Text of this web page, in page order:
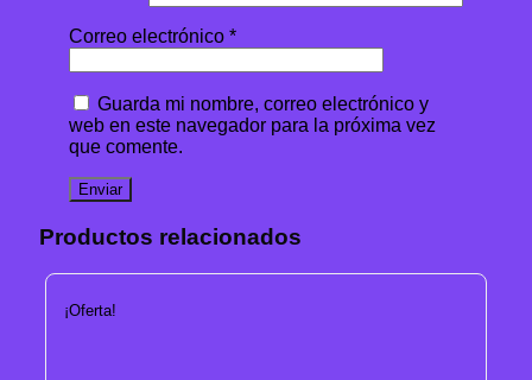
Correo electrónico *
Guarda mi nombre, correo electrónico y
web en este navegador para la próxima vez
que comente.
Productos relacionados
¡Oferta!